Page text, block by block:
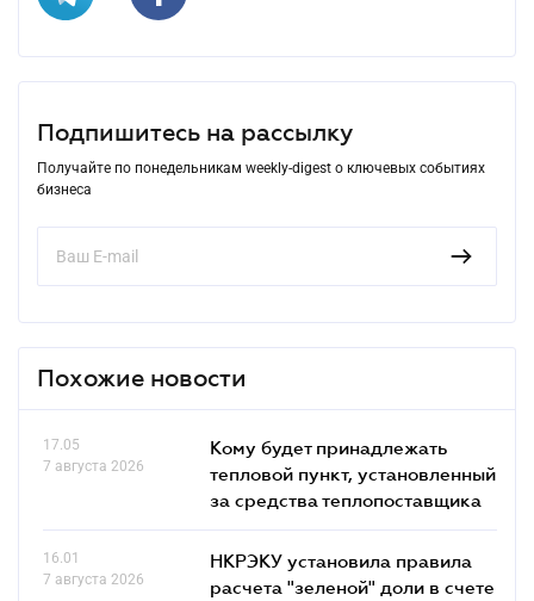
Подпишитесь на рассылку
Получайте по понедельникам weekly-digest о ключевых событиях
бизнеса
Похожие новости
17.05
7 августа 2026
Кому будет принадлежать
тепловой пункт, установленный
за средства теплопоставщика
16.01
7 августа 2026
НКРЭКУ установила правила
расчета "зеленой" доли в счете